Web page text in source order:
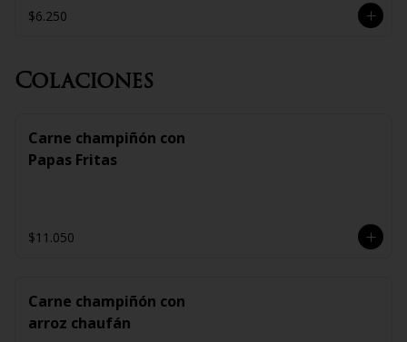
$6.250
Colaciones
Carne champiñón con
Papas Fritas
$11.050
Carne champiñón con
arroz chaufán